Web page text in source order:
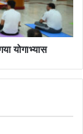
योगाभ्यास